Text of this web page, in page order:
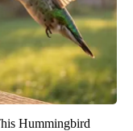
Hummingbird